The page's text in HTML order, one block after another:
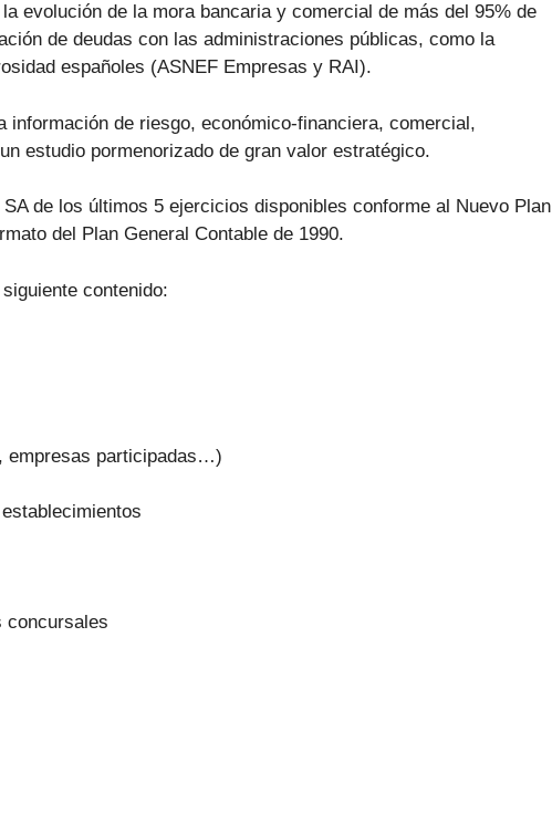
evolución de la mora bancaria y comercial de más del 95% de
de deudas con las administraciones públicas, como la
españoles (ASNEF Empresas y RAI).
información de riesgo, económico-financiera, comercial,
estudio pormenorizado de gran valor estratégico.
de los últimos 5 ejercicios disponibles conforme al Nuevo Plan
del Plan General Contable de 1990.
contenido:
empresas participadas…)
concursales